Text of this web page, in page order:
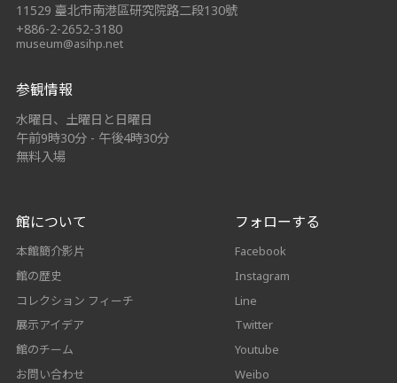
11529 臺北市南港區研究院路二段130號
+886-2-2652-3180
museum@asihp.net
参観情報
水曜日、土曜日と日曜日
午前9時30分 - 午後4時30分
無料入場
館について
本館簡介影片
館の歴史
コレクション フィーチ
展示アイデア
館のチーム
お問い合わせ
フォローする
Facebook
Instagram
Line
Twitter
Youtube
Weibo